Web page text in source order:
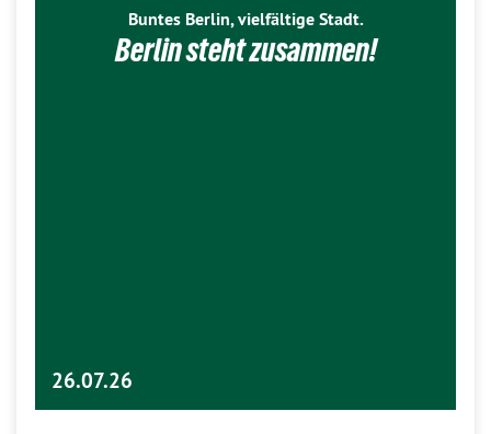
Buntes Berlin, vielfältige Stadt.
Berlin steht zusammen!
26.07.26